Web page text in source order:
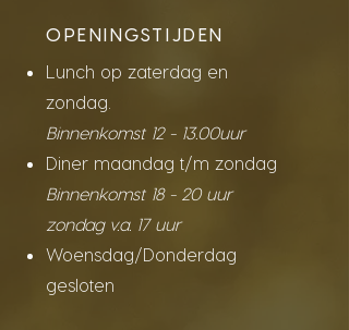
OPENINGSTIJDEN
Lunch op zaterdag en
zondag.
Binnenkomst 12 - 13.00uur
Diner maandag t/m zondag
Binnenkomst 18 - 20 uur
zondag v.a. 17 uur
Woensdag/Donderdag
gesloten